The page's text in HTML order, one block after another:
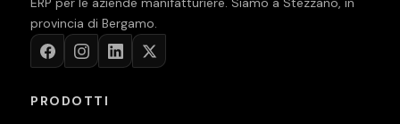
provincia di Bergamo.
PRODOTTI